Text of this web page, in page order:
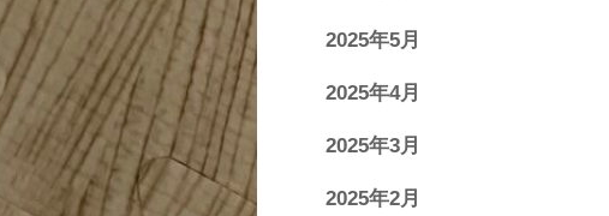
2025年5月
2025年4月
2025年3月
2025年2月